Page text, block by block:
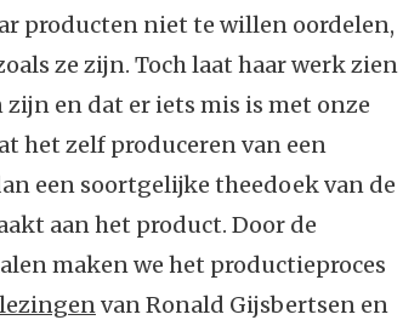
producten niet te willen oordelen,
ze zijn. Toch laat haar werk zien
en dat er iets mis is met onze
het zelf produceren van een
een soortgelijke theedoek van de
aan het product. Door de
maken we het productieproces
lezingenvan Ronald Gijsbertsen en